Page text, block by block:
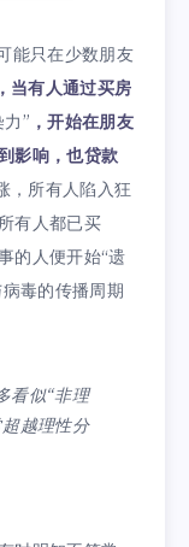
能只在少数朋友
当有人通过买房
力” ，开始在朋友
影响，也贷款
，所有人陷入狂
有人都已买
的人便开始“遗
毒的传播周期
看似“非理
越理性分